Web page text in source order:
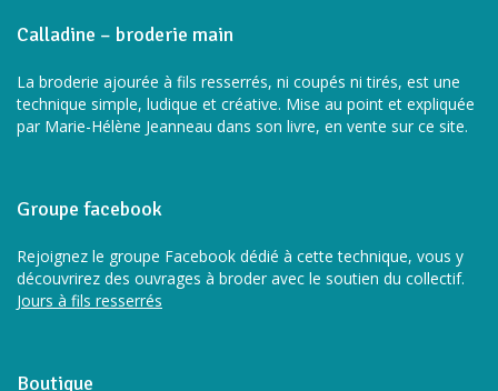
Calladine – broderie main
La broderie ajourée à fils resserrés, ni coupés ni tirés, est une
technique simple, ludique et créative. Mise au point et expliquée
par Marie-Hélène Jeanneau dans son livre, en vente sur ce site.
Groupe facebook
Rejoignez le groupe Facebook dédié à cette technique, vous y
découvrirez des ouvrages à broder avec le soutien du collectif.
Jours à fils resserrés
Boutique